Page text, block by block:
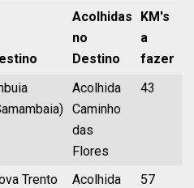
Acolhidas
no
Destino
KM's
a
fazer
Acolhida
Caminho
das
Flores
43
Trento
Acolhida
57